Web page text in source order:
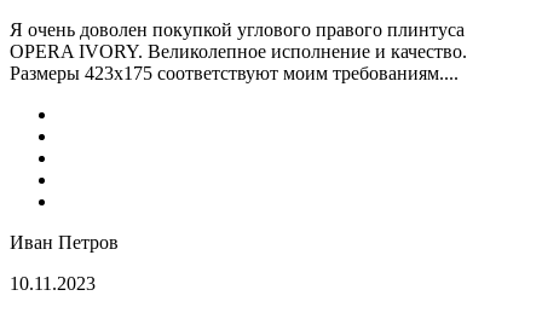
Я очень доволен покупкой углового правого плинтуса
OPERA IVORY. Великолепное исполнение и качество.
Размеры 423х175 соответствуют моим требованиям....
Иван Петров
10.11.2023